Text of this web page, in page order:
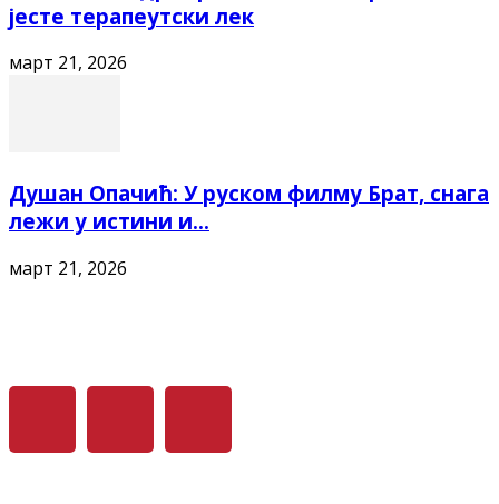
јесте терапеутски лек
март 21, 2026
Душан Опачић: У руском филму Брат, снага
лежи у истини и...
март 21, 2026